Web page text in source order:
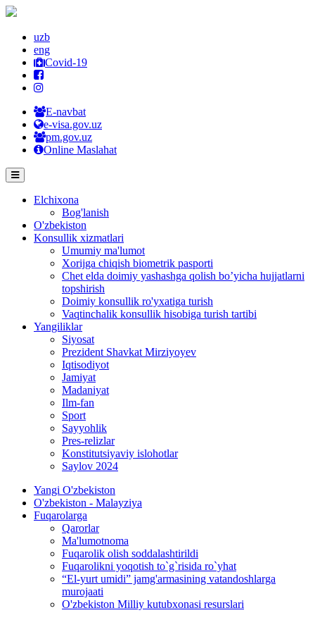
uzb
eng
Covid-19
E-navbat
e-visa.gov.uz
pm.gov.uz
Online Maslahat
Elchixona
Bog'lanish
O'zbekiston
Konsullik xizmatlari
Umumiy ma'lumot
Xorijga chiqish biometrik pasporti
Chet elda doimiy yashashga qolish bo’yicha hujjatlarni
topshirish
Doimiy konsullik ro'yxatiga turish
Vaqtinchalik konsullik hisobiga turish tartibi
Yangiliklar
Siyosat
Prezident Shavkat Mirziyoyev
Iqtisodiyot
Jamiyat
Madaniyat
Ilm-fan
Sport
Sayyohlik
Pres-relizlar
Konstitutsiyaviy islohotlar
Saylov 2024
Yangi O'zbekiston
O'zbekiston - Malayziya
Fuqarolarga
Qarorlar
Ma'lumotnoma
Fuqarolik olish soddalashtirildi
Fuqarolikni yoqotish to`g`risida ro`yhat
“El-yurt umidi” jamg'armasining vatandoshlarga
murojaati
O'zbekiston Milliy kutubxonasi resurslari